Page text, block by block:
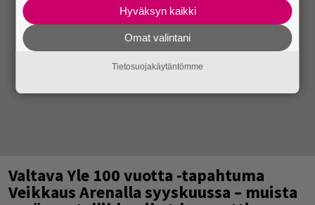
Valtava Yle 100 vuotta -tapahtuma
Veikkaus Arenalla syyskuussa – muista
Hyväksyn kaikki
Omat valintani
Tietosuojakäytäntömme